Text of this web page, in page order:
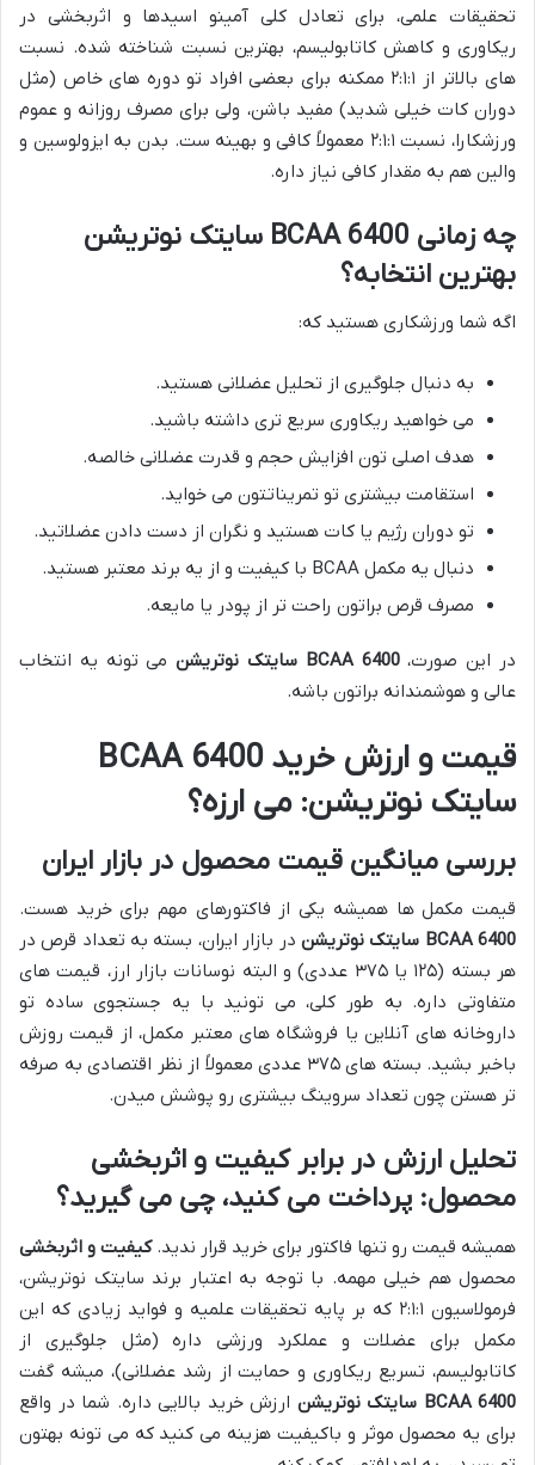
تحقیقات علمی، برای تعادل کلی آمینو اسیدها و اثربخشی در
ریکاوری و کاهش کاتابولیسم، بهترین نسبت شناخته شده. نسبت
های بالاتر از ۲:۱:۱ ممکنه برای بعضی افراد تو دوره های خاص (مثل
دوران کات خیلی شدید) مفید باشن، ولی برای مصرف روزانه و عموم
ورزشکارا، نسبت ۲:۱:۱ معمولاً کافی و بهینه ست. بدن به ایزولوسین و
والین هم به مقدار کافی نیاز داره.
چه زمانی BCAA 6400 سایتک نوتریشن
بهترین انتخابه؟
اگه شما ورزشکاری هستید که:
به دنبال جلوگیری از تحلیل عضلانی هستید.
می خواهید ریکاوری سریع تری داشته باشید.
هدف اصلی تون افزایش حجم و قدرت عضلانی خالصه.
استقامت بیشتری تو تمریناتتون می خواید.
تو دوران رژیم یا کات هستید و نگران از دست دادن عضلاتید.
دنبال یه مکمل BCAA با کیفیت و از یه برند معتبر هستید.
مصرف قرص براتون راحت تر از پودر یا مایعه.
در این صورت،BCAA 6400 سایتک نوتریشن
می تونه یه انتخاب
عالی و هوشمندانه براتون باشه.
قیمت و ارزش خرید BCAA 6400
سایتک نوتریشن: می ارزه؟
بررسی میانگین قیمت محصول در بازار ایران
قیمت مکمل ها همیشه یکی از فاکتورهای مهم برای خرید هست.
BCAA 6400 سایتک نوتریشن
در بازار ایران، بسته به تعداد قرص در
هر بسته (۱۲۵ یا ۳۷۵ عددی) و البته نوسانات بازار ارز، قیمت های
متفاوتی داره. به طور کلی، می تونید با یه جستجوی ساده تو
داروخانه های آنلاین یا فروشگاه های معتبر مکمل، از قیمت روزش
باخبر بشید. بسته های ۳۷۵ عددی معمولاً از نظر اقتصادی به صرفه
تر هستن چون تعداد سروینگ بیشتری رو پوشش میدن.
تحلیل ارزش در برابر کیفیت و اثربخشی
محصول: پرداخت می کنید، چی می گیرید؟
همیشه قیمت رو تنها فاکتور برای خرید قرار ندید.کیفیت و اثربخشی
محصول هم خیلی مهمه. با توجه به اعتبار برند سایتک نوتریشن،
فرمولاسیون ۲:۱:۱ که بر پایه تحقیقات علمیه و فواید زیادی که این
مکمل برای عضلات و عملکرد ورزشی داره (مثل جلوگیری از
کاتابولیسم، تسریع ریکاوری و حمایت از رشد عضلانی)، میشه گفت
BCAA 6400 سایتک نوتریشن
ارزش خرید بالایی داره. شما در واقع
برای یه محصول موثر و باکیفیت هزینه می کنید که می تونه بهتون